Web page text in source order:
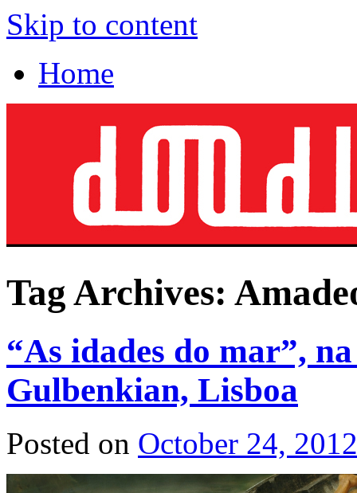
Skip to content
Home
Tag Archives:
“As idades do mar”,
Gulbenkian, Lisboa
Posted on October 24, 2012